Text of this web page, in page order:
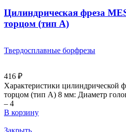
Цилиндрическая фреза
торцом (тип A)
Твердосплавные борфрезы
416 ₽
Характеристики цилиндрической
торцом (тип А) 8 мм: Диаметр
– 4
В корзину